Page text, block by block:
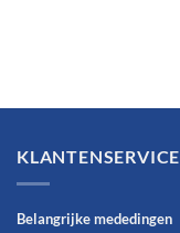
KLANTENSERVICE
Belangrijke mededingen